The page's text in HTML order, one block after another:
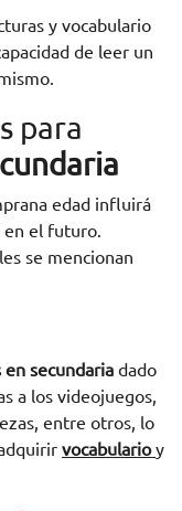
y vocabulario
de leer un
para
edad influirá
en el futuro.
se mencionan
en secundaria dado
a los videojuegos,
entre otros, lo
vocabulario y